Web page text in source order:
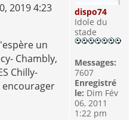
2019 4:23
un
Chambly,
Chilly-
encourager
dispo74
Idole du
stade
Messages:
7607
Enregistré
le: Dim Fév
06, 2011
1:22 pm